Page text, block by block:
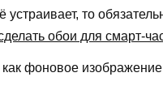
устраивает, то
как фоновое